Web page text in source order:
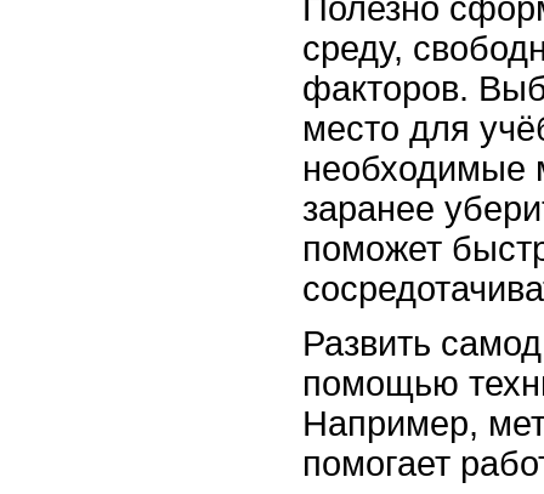
Полезно
среду,
факторов.
место для
необходимые
заранее
поможет
Развить
помощью
Например,
помогает